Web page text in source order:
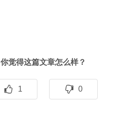
你觉得这篇文章怎么样？
1 0